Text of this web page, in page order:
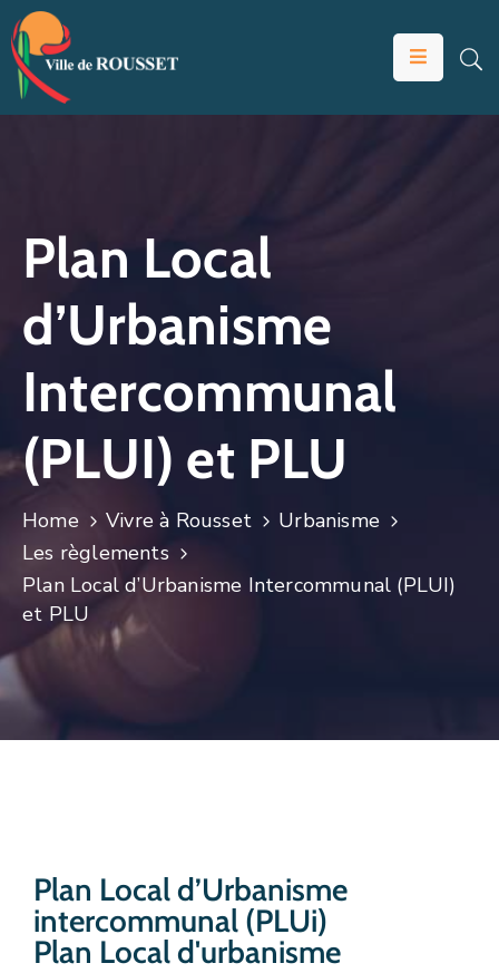
VOTRE
ÉDUCATION
JEUNESSE
SOLIDARITÉS
ÉCONOMIE
ANIMATION
CULTURE
SPORTS
Plan Local
d’Urbanisme
Intercommunal
(PLUI) et PLU
Home Vivre à Rousset
Urbanisme
Les règlements
Plan Local d’Urbanisme Intercommunal (PLUI)
et PLU
Plan Local d’Urbanisme
intercommunal (PLUi)
Plan Local d'urbanisme